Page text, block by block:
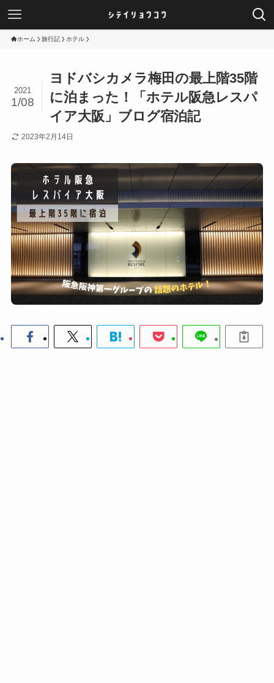
ホーム 旅行記 ホテル
ヨドバシカメラ梅田の最上階35階
に泊まった！「ホテル阪急レスパ
イア大阪」ブログ宿泊記
2021
1/08
2023年2月14日